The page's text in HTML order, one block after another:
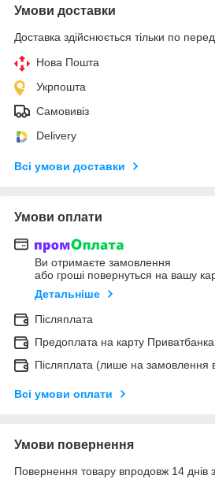
Умови доставки
Доставка здійснюється тільки по
Нова Пошта
Укрпошта
Самовивіз
Delivery
Всі умови доставки
Умови оплати
Ви отримаєте замовлення
або гроші повернуться на вашу
Детальніше
Післяплата
Предоплата на карту
Післяплата (лише на замовлення
Всі умови оплати
Умови повернення
Повернення товару впродовж 14 днів